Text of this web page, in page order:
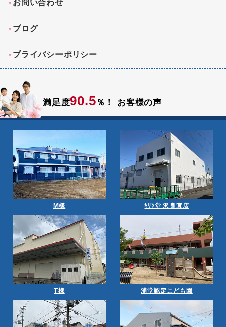
お問い合わせ
ブログ
プライバシーポリシー
満足度90.5 ％！ お客様の声
M様 ｷﾘﾝ堂 沢良宜店
T様 浦堂認定こども園